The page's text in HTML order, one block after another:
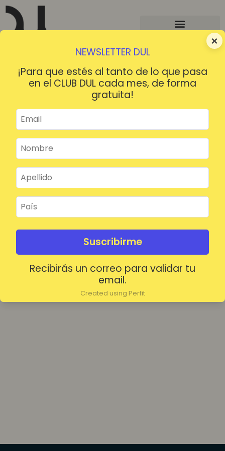
×
NEWSLETTER DUL
¡Para que estés al tanto de lo que pasa
en el CLUB DUL cada mes, de forma
gratuita!
Suscribirme
Recibirás un correo para validar tu
email.
Created using Perfit
¡HOLA!
Mantenerme conectado
Acceder